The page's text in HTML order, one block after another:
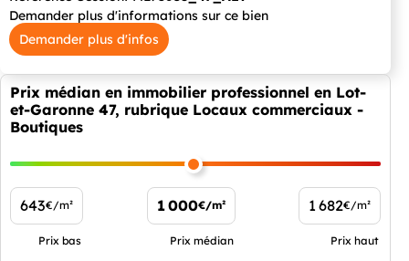
Demander plus d'informations sur ce bien
Demander plus d'infos
Prix médian en immobilier professionnel en Lot-
et-Garonne 47, rubrique Locaux commerciaux -
Boutiques
643€/m²
Prix bas
1 000€/m²
Prix médian
1 682€/m²
Prix haut